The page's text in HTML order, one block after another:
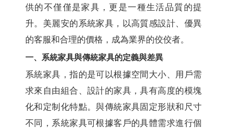
供的不僅僅是家具，更是一種生活品質的提
升。美麗安的系統家具，以高質感設計、優異
的客服和合理的價格，成為業界的佼佼者。
一、系統家具與傳統家具的定義與差異
系統家具，指的是可以根據空間大小、用戶需
求來自由組合、設計的家具，具有高度的模塊
化和定制化特點。與傳統家具固定形狀和尺寸
不同，系統家具可根據客戶的具體需求進行個